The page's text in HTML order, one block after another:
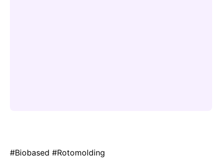
#Biobased #Rotomolding